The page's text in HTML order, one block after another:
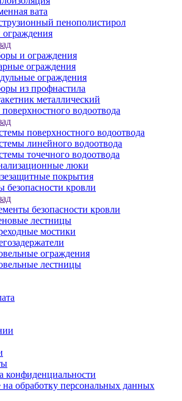
вата
пенополистирол
и ограждения
ограждения
ограждения
из профнастила
металлический
водоотвода
поверхностного водоотвода
линейного водоотвода
точечного водоотвода
люки
покрытия
безопасности кровли
безопасности кровли
лестницы
мостики
ограждения
лестницы
конфиденциальности
на обработку персональных данных